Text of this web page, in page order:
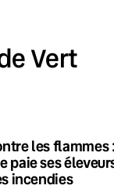
Vert
les flammes :
paie ses
incendies